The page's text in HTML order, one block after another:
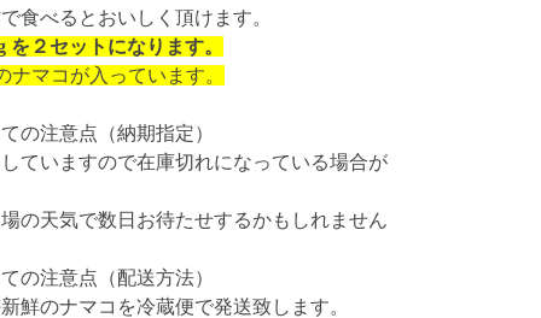
食べるとおいしく頂けます。
を２セットになります。
ナマコが入っています。
の注意点（納期指定）
ていますので在庫切れになっている場合が
の天気で数日お待たせするかもしれません
の注意点（配送方法）
鮮のナマコを冷蔵便で発送致します。